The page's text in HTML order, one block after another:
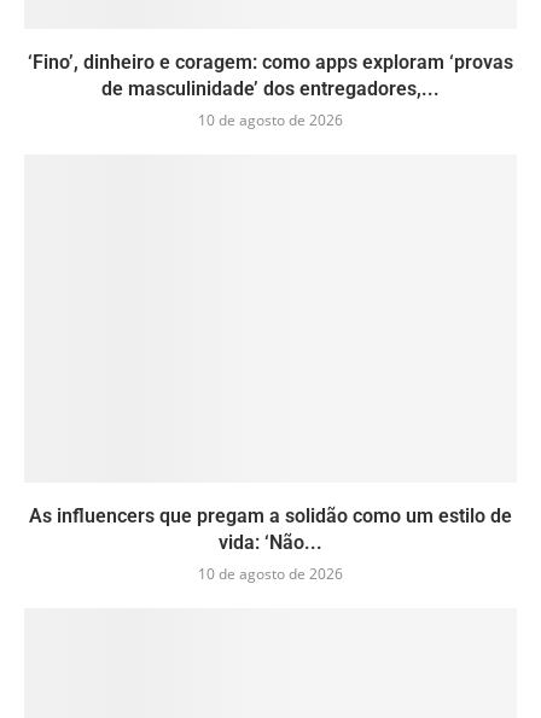
‘Fino’, dinheiro e coragem: como apps exploram ‘provas
de masculinidade’ dos entregadores,...
10 de agosto de 2026
As influencers que pregam a solidão como um estilo de
vida: ‘Não...
10 de agosto de 2026